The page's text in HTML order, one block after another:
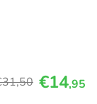
,50 €14,95